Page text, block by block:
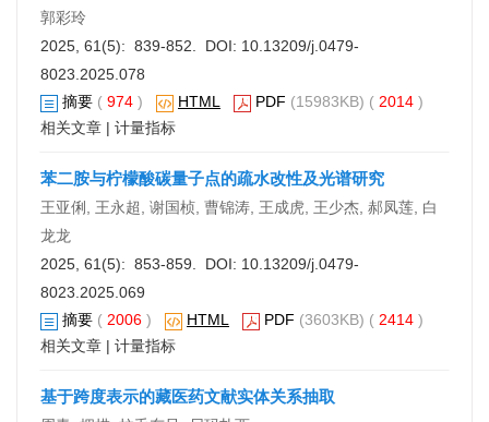
郭彩玲
2025, 61(5): 839-852. DOI: 10.13209/j.0479-
8023.2025.078
摘要 ( 974 ) HTML PDF (15983KB) ( 2014 )
相关文章 | 计量指标
苯二胺与柠檬酸碳量子点的疏水改性及光谱研究
王亚俐, 王永超, 谢国桢, 曹锦涛, 王成虎, 王少杰, 郝凤莲, 白
龙龙
2025, 61(5): 853-859. DOI: 10.13209/j.0479-
8023.2025.069
摘要 ( 2006 ) HTML PDF (3603KB) ( 2414 )
相关文章 | 计量指标
基于跨度表示的藏医药文献实体关系抽取